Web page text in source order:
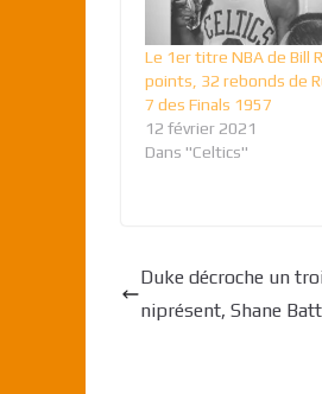
Le 1er titre NBA de Bill
points, 32 rebonds de
7 des Finals 1957
12 février 2021
Dans "Celtics"
Duke décroche un
niprésent, Shane